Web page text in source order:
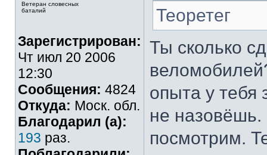
Ветеран словесных
баталий
Зарегистрирован:
Чт июл 20 2006
12:30
Сообщения: 4824
Откуда: Моск. обл.
Благодарил (а):
193 раз.
Теоретег
Ты сколько
опыта у тебя
не
посмотрим.